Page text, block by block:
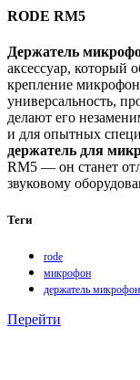
RODE RM5
Держатель
аксессуар, который
крепление
универсальность,
делают его
и для опытных
держатель для
RM5 — он станет
звуковому
Теги
rode
микрофон
держатель
Перейти